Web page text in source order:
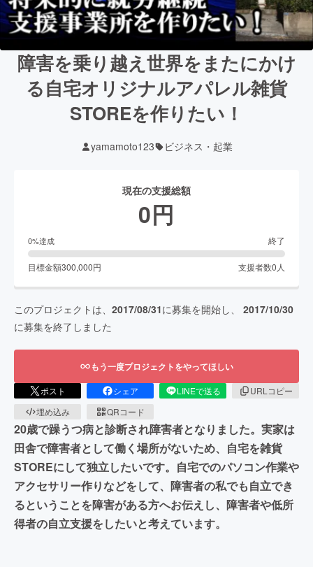
障害を乗り越え世界をまたにかけ
る自宅オリジナルアパレル雑貨
STOREを作りたい！
yamamoto123 ビジネス・起業
現在の支援総額
0円
0%達成 終了
目標金額300,000円 支援者数0 人
このプロジェクトは、 2017/08/31に募集を開始し、 2017/10/30
に募集を終了しました
もう一度プロジェクトをやってほしい
ポスト シェア LINEで送る
URLコピー
埋め込み
QRコード
20歳で躁うつ病と診断され障害者となりました。実家は
田舎で障害者として働く場所がないため、自宅を雑貨
STOREにして独立したいです。自宅でのパソコン作業や
アクセサリー作りなどをして、障害者の私でも自立でき
るということを障害がある方へお伝えし、障害者や低所
得者の自立支援をしたいと考えています。